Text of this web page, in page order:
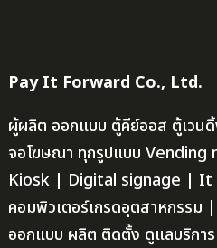
Pay It Forward Co., Ltd.
ผู้ผลิต ออกแบบ ตู้คีย์ออส ตู้เวน
จอโฆษณา ทุกรูปแบบ
Kiosk | Digital signage |
คอมพิวเตอร์เกรดอุตสาหกรรม
ออกแบบ ผลิต ติดตั้ง ดูแลบริกา